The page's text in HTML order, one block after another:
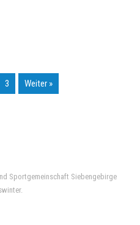
3 Weiter »
Sportgemeinschaft Siebengebirge